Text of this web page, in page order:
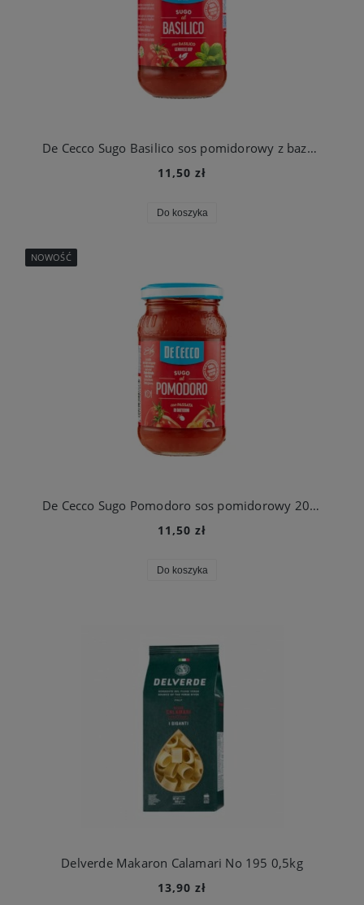
De Cecco Sugo Basilico sos pomidorowy z bazylią 200g
11,50 zł
Do koszyka
De Cecco Sugo Pomodoro sos pomidorowy 200g
11,50 zł
Do koszyka
NOWOŚĆ
Delverde Makaron Calamari No 195 0,5kg
13,90 zł